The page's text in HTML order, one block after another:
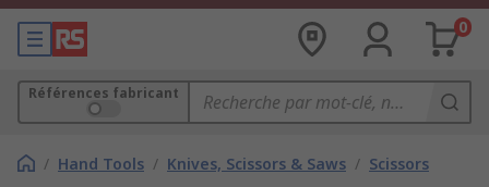
0
Références fabricant
/ Hand Tools / Knives, Scissors & Saws / Scissors